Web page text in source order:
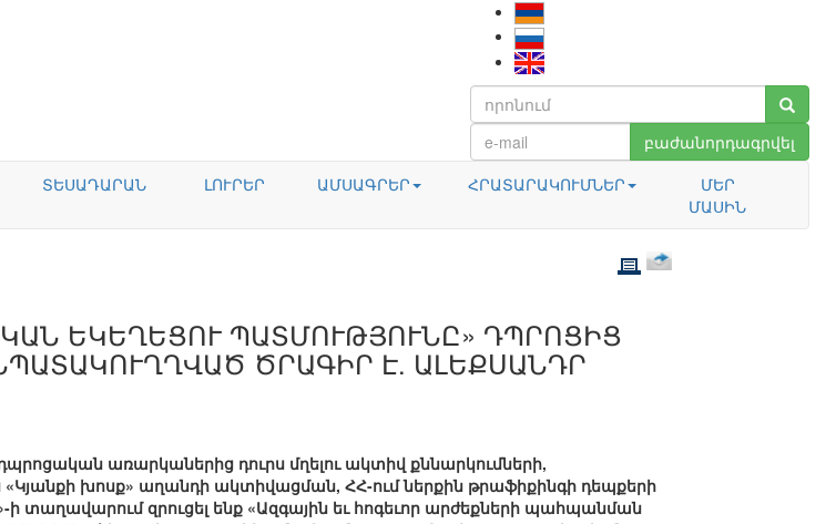
բաժանորդագրվել
ՏԵՍԱԴԱՐԱՆ ԼՈՒՐԵՐ ԱՄՍԱԳՐԵՐ ՀՐԱՏԱՐԱԿՈՒՄՆԵՐ
ՄԵՐ
ՄԱՍԻՆ
ԵԿԵՂԵՑՈՒ ՊԱՏՄՈՒԹՅՈՒՆԸ» ԴՊՐՈՑԻՑ
ԾՐԱԳԻՐ Է. ԱԼԵՔՍԱՆԴՐ
առարկաներից դուրս մղելու ակտիվ քննարկումների,
խոսք» աղանդի ակտիվացման, ՀՀ-ում ներքին թրաֆիքինգի դեպքերի
ի տաղավարում զրուցել ենք «Ազգային եւ հոգեւոր արժեքների պահպանման